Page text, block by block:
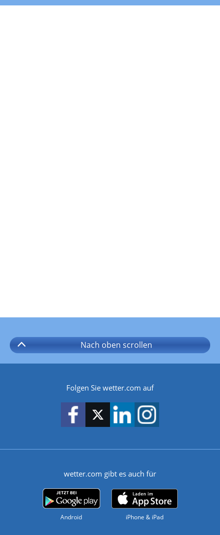
Nach oben scrollen
Folgen Sie wetter.com auf
wetter.com gibt es auch für
Android iPhone & iPad